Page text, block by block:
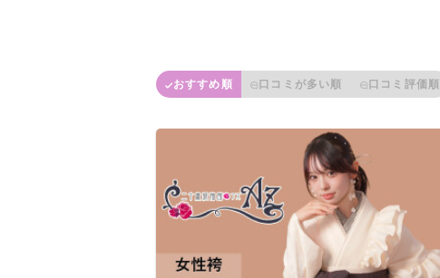
おすすめ順 口コミが多い順 口コミ評価順